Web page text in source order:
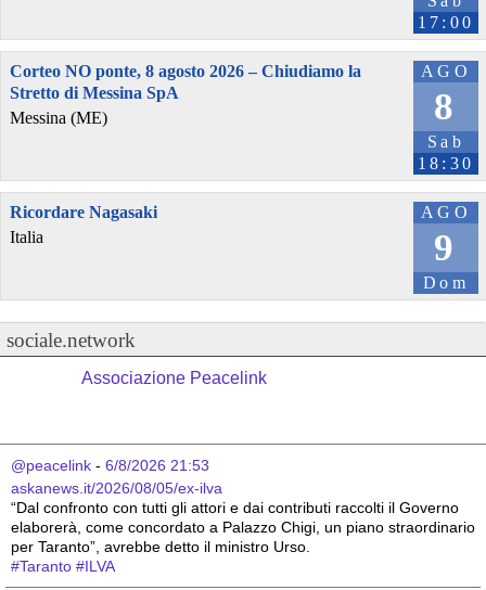
17:00
AGO
8
Sab
18:30
Corteo NO ponte, 8 agosto 2026 – Chiudiamo la
Stretto di Messina SpA
Messina (ME)
AGO
9
Dom
Ricordare Nagasaki
Italia
sociale.network
Associazione Peacelink
@peacelink - 6/8/2026 21:53
askanews.it/2026/08/05/ex-ilva
“Dal confronto con tutti gli attori e dai contributi raccolti il Governo
elaborerà, come concordato a Palazzo Chigi, un piano straordinario
per Taranto”, avrebbe detto il ministro Urso.
#Taranto #ILVA